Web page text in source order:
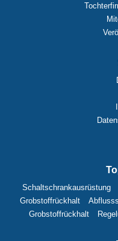
Schaltschrankausrüstung
Grobstoffrückhalt
Grobstoffrückhalt